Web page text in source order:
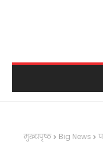
मुख्यपृष्ठ Big News